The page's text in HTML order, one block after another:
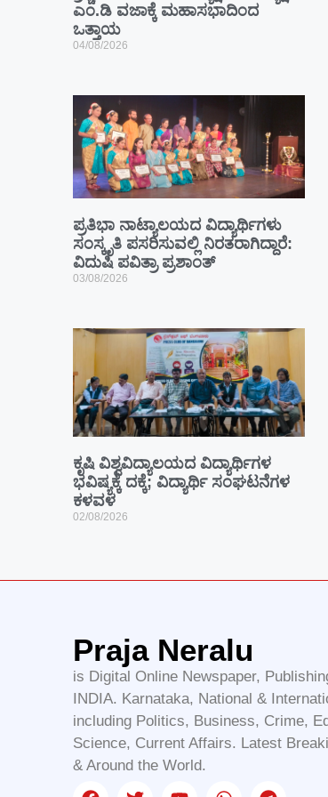
ಎಂ.ಡಿ ವಜಾಕ್ಕೆ ಮಹಾಸಭಾದಿಂದ
ಒತ್ತಾಯ
04/08/2026
ಪ್ರತಿಭಾ ನಾಟ್ಯಾಲಯದ ವಿದ್ಯಾರ್ಥಿಗಳು
ಸಂಸ್ಕೃತಿ ಪಸರಿಸುವಲ್ಲಿ ನಿರತರಾಗಿದ್ದಾರೆ:
ವಿದುಷಿ ಪವಿತ್ರಾ ಪ್ರಶಾಂತ್
03/08/2026
ಕೃಷಿ ವಿಶ್ವವಿದ್ಯಾಲಯದ ವಿದ್ಯಾರ್ಥಿಗಳ
ಭವಿಷ್ಯಕ್ಕೆ ದಕ್ಕೆ; ವಿದ್ಯಾರ್ಥಿ ಸಂಘಟನೆಗಳ
ಕಳವಳ
02/08/2026
Praja Neralu
is Digital Online Newspaper,
INDIA. Karnataka, National &
including Politics, Business, Crime,
Science, Current Affairs. Latest
& Around the World.